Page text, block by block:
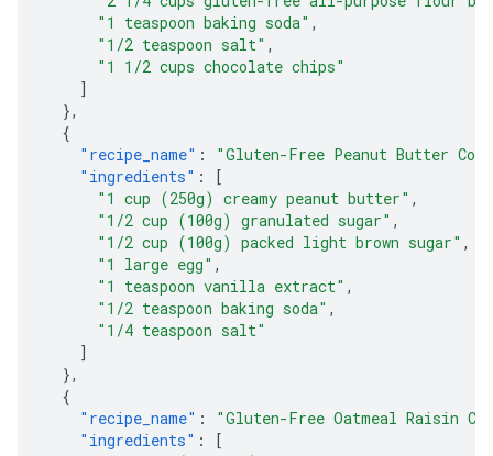
"1 teaspoon baking soda" ,
"1/2 teaspoon salt" ,
"1 1/2 cups chocolate chips"
]
},
{
"recipe_name" :
"Gluten-Free Peanut Butter
"ingredients" :
[
"1 cup (250g) creamy peanut butter" ,
"1/2 cup (100g) granulated sugar" ,
"1/2 cup (100g) packed light brown sugar" ,
"1 large egg" ,
"1 teaspoon vanilla extract" ,
"1/2 teaspoon baking soda" ,
"1/4 teaspoon salt"
]
},
{
"recipe_name" :
"Gluten-Free Oatmeal Raisin
"ingredients" :
[